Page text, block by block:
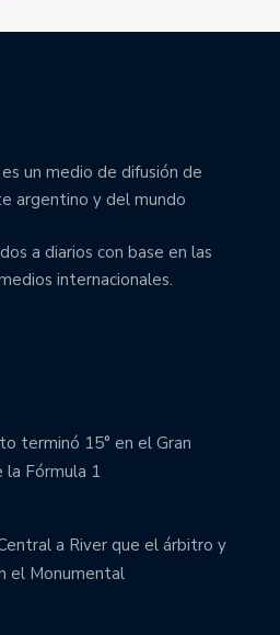
un medio de difusión de
argentino y del mundo
a diarios con base en las
internacionales.
terminó 15° en el Gran
la Fórmula 1
a River que el árbitro y
el Monumental